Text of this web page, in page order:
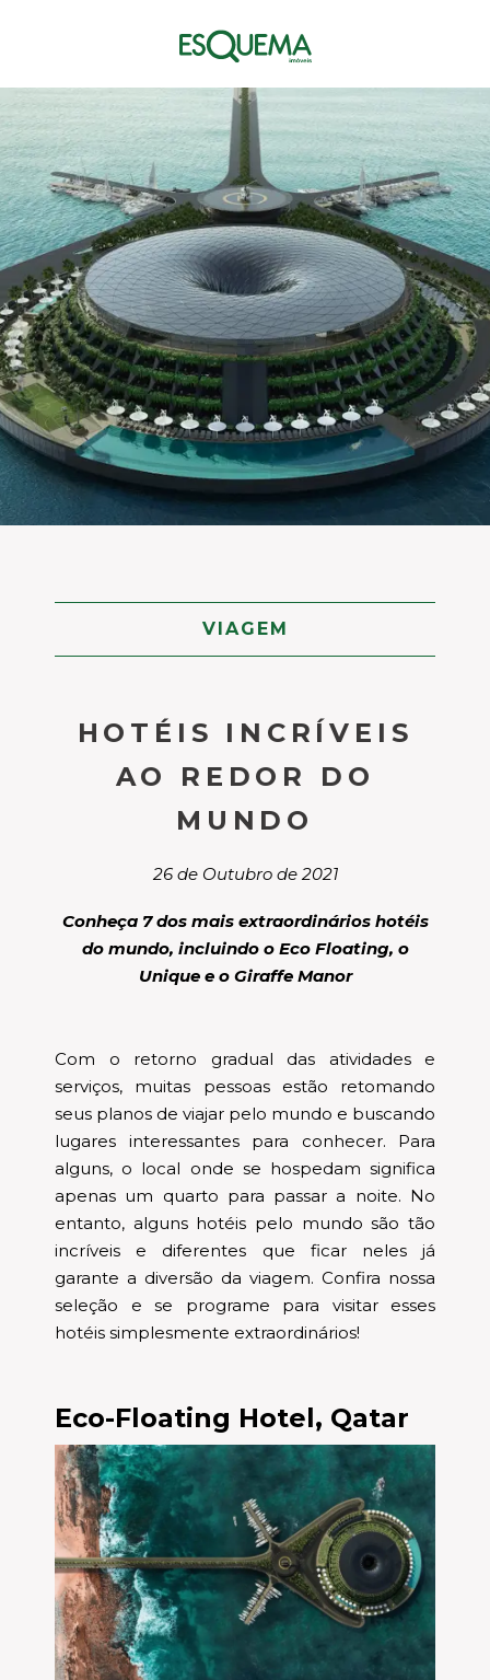
VIAGEM
HOTÉIS INCRÍVEIS
AO REDOR DO
MUNDO
26 de Outubro de 2021
Conheça 7 dos mais extraordinários hotéis
do mundo, incluindo o Eco Floating, o
Unique e o Giraffe Manor
Com o retorno gradual das atividades e
serviços, muitas pessoas estão retomando
seus planos de viajar pelo mundo e buscando
lugares interessantes para conhecer. Para
alguns, o local onde se hospedam significa
apenas um quarto para passar a noite. No
entanto, alguns hotéis pelo mundo são tão
incríveis e diferentes que ficar neles já
garante a diversão da viagem. Confira nossa
seleção e se programe para visitar esses
hotéis simplesmente extraordinários!
Eco-Floating Hotel, Qatar